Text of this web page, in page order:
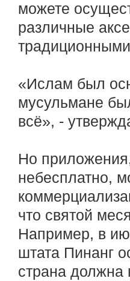
можете
различные
«Ислам был
мусульмане
всё», -
Но
небесплатно,
что святой
Например, в
штата Пинанг
страна